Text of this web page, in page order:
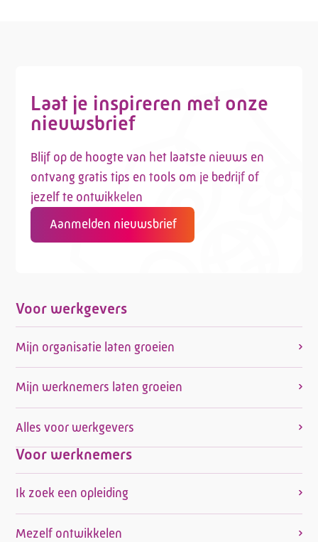
Laat je inspireren met onze
nieuwsbrief
Blijf op de hoogte van het laatste nieuws en
ontvang gratis tips en tools om je bedrijf of
jezelf te ontwikkelen
Aanmelden nieuwsbrief
Voor werkgevers
Mijn organisatie laten groeien
Mijn werknemers laten groeien
Alles voor werkgevers
Voor werknemers
Ik zoek een opleiding
Mezelf ontwikkelen